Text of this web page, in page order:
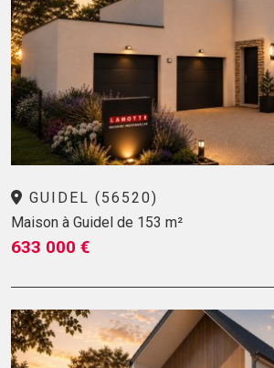
GUIDEL (56520)
Maison à Guidel de 153 m²
633 000 €